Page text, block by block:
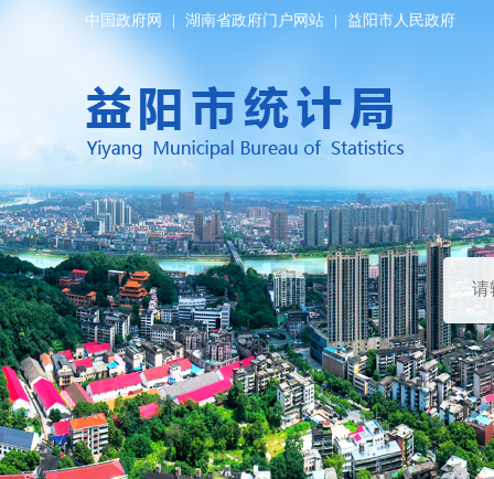
中国政府网 湖南省政府门户网站 益阳市人民政府